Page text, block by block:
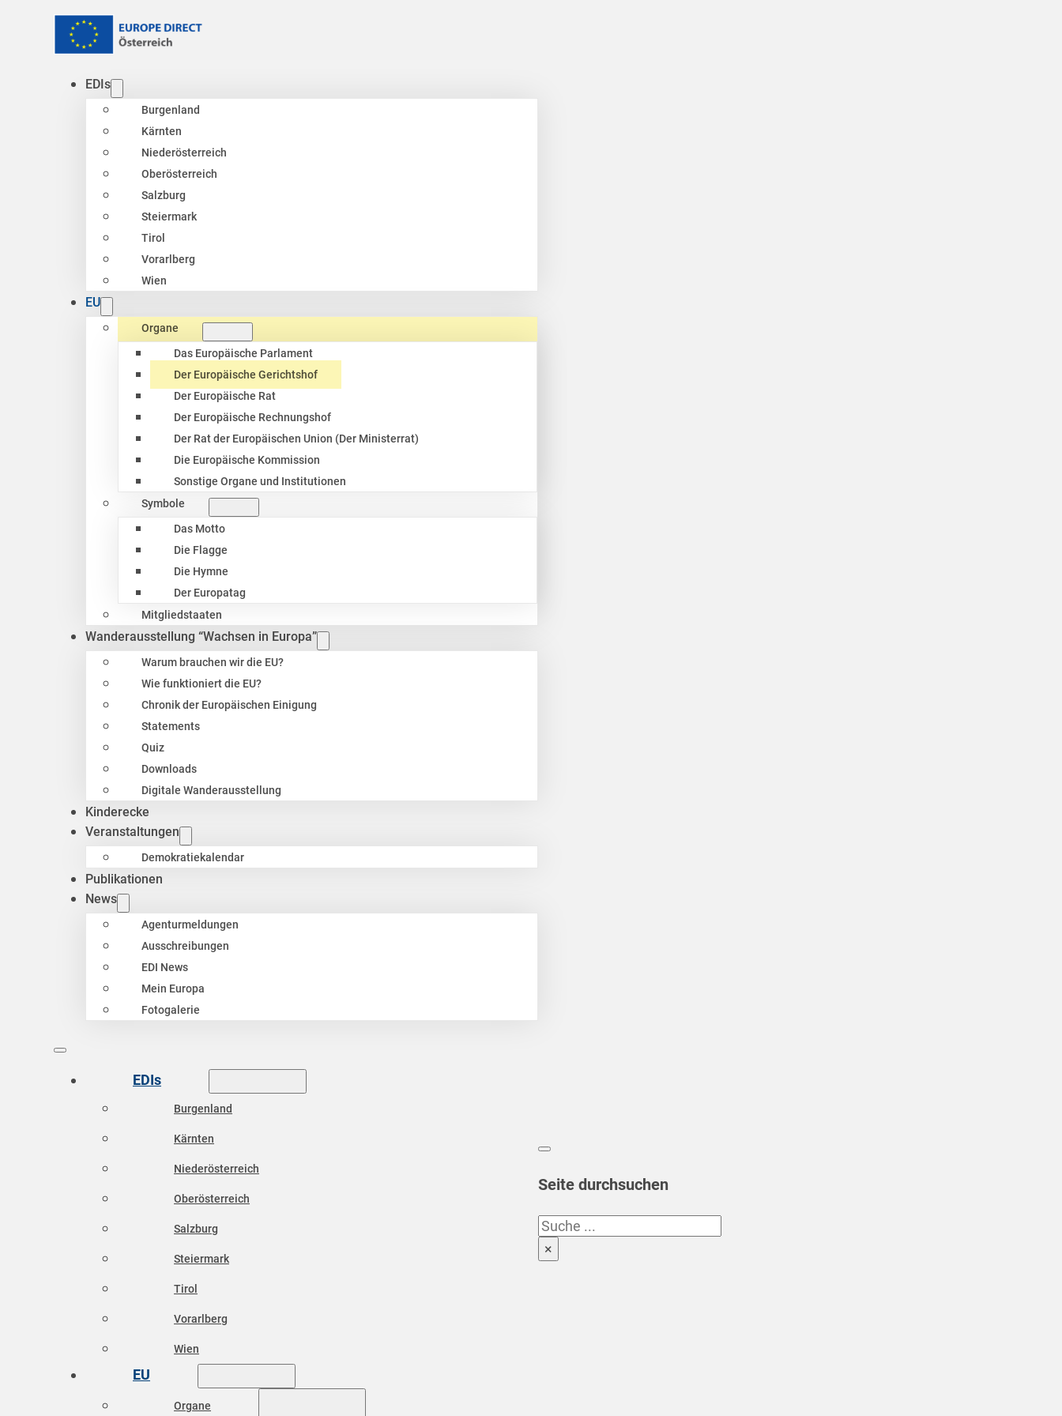
EDIs
Burgenland
Kärnten
Niederösterreich
Oberösterreich
Salzburg
Steiermark
Tirol
Vorarlberg
Wien
EU
Organe
Das Europäische Parlament
Der Europäische Gerichtshof
Der Europäische Rat
Der Europäische Rechnungshof
Der Rat der Europäischen Union (Der Ministerrat)
Die Europäische Kommission
Sonstige Organe und Institutionen
Symbole
Das Motto
Die Flagge
Die Hymne
Der Europatag
Mitgliedstaaten
Wanderausstellung “Wachsen in Europa”
Warum brauchen wir die EU?
Wie funktioniert die EU?
Chronik der Europäischen Einigung
Statements
Quiz
Downloads
Digitale Wanderausstellung
Kinderecke
Veranstaltungen
Demokratiekalendar
Publikationen
News
Agenturmeldungen
Ausschreibungen
EDI News
Mein Europa
Fotogalerie
EDIs
Burgenland
Kärnten
Niederösterreich
Oberösterreich
Salzburg
Steiermark
Tirol
Vorarlberg
Wien
EU
Organe
Seite durchsuchen
Suchen
×